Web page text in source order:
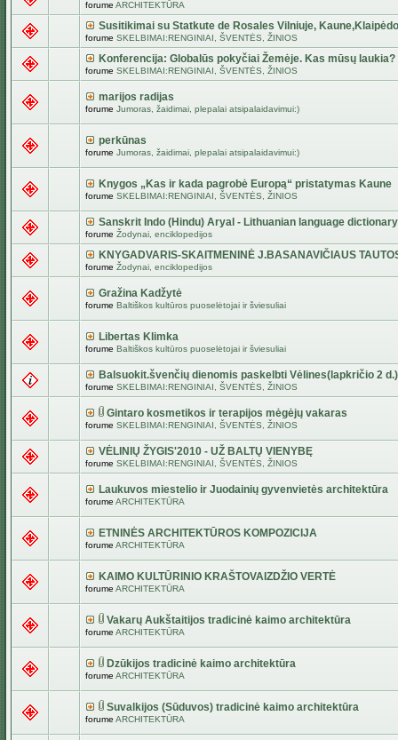
forume ARCHITEKTŪRA
Susitikimai su Statkute de Rosales Vilniuje,
forume SKELBIMAI:RENGINIAI, ŠVENTĖS, ŽINIOS
Konferencija: Globalūs pokyčiai Žemėje. Kas mūsų laukia?
forume SKELBIMAI:RENGINIAI, ŠVENTĖS, ŽINIOS
marijos radijas
forume Jumoras, žaidimai, plepalai atsipalaidavimui:)
perkūnas
forume Jumoras, žaidimai, plepalai atsipalaidavimui:)
Knygos „Kas ir kada pagrobė Europą“ pristatymas Kaune
forume SKELBIMAI:RENGINIAI, ŠVENTĖS, ŽINIOS
Sanskrit Indo (Hindu) Aryal - Lithuanian language dictionary
forume Žodynai, enciklopedijos
KNYGADVARIS-SKAITMENINĖ J.BASANAVIČIAUS
forume Žodynai, enciklopedijos
Gražina Kadžytė
forume Baltiškos kultūros puoselėtojai ir šviesuliai
Libertas Klimka
forume Baltiškos kultūros puoselėtojai ir šviesuliai
Balsuokit.švenčių dienomis paskelbti Vėlines(lapkričio 2 d.)
forume SKELBIMAI:RENGINIAI, ŠVENTĖS, ŽINIOS
Gintaro kosmetikos ir terapijos mėgėjų vakaras
forume SKELBIMAI:RENGINIAI, ŠVENTĖS, ŽINIOS
VĖLINIŲ ŽYGIS'2010 - UŽ BALTŲ VIENYBĘ
forume SKELBIMAI:RENGINIAI, ŠVENTĖS, ŽINIOS
Laukuvos miestelio ir Juodainių gyvenvietės architektūra
forume ARCHITEKTŪRA
ETNINĖS ARCHITEKTŪROS KOMPOZICIJA
forume ARCHITEKTŪRA
KAIMO KULTŪRINIO KRAŠTOVAIZDŽIO VERTĖ
forume ARCHITEKTŪRA
Vakarų Aukštaitijos tradicinė kaimo architektūra
forume ARCHITEKTŪRA
Dzūkijos tradicinė kaimo architektūra
forume ARCHITEKTŪRA
Suvalkijos (Sūduvos) tradicinė kaimo architektūra
forume ARCHITEKTŪRA